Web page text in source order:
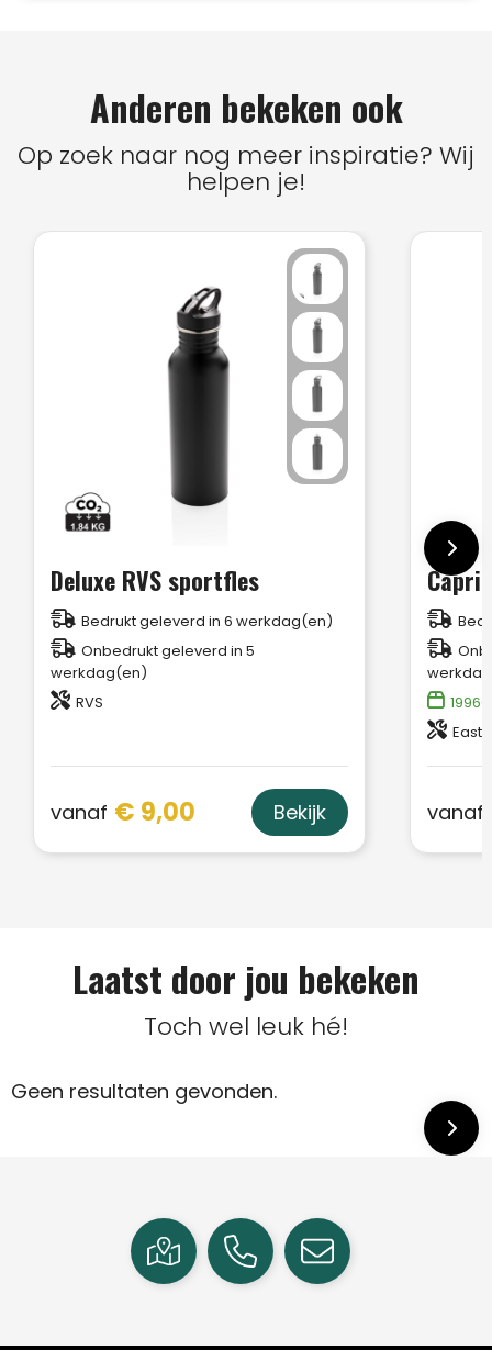
Anderen bekeken ook
Op zoek naar nog meer inspiratie? Wij
helpen je!
Deluxe RVS sportfles
Bedrukt geleverd in 6 werkdag(en)
Onbedrukt geleverd in 5
werkdag(en)
RVS
vanaf € 9,00 Bekijk
19960
vanaf
Laatst door jou bekeken
Toch wel leuk hé!
Geen resultaten gevonden.